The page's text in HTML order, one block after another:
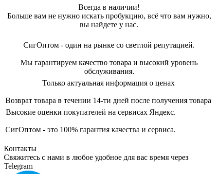
Всегда в наличии!
Больше вам не нужно искать пробукцию, всё что вам нужно,
вы найдете у нас.
СигОптом - один на рынке со светлой репутацией.
Мы гарантируем качество товара и высокий уровень
обслуживания.
Только актуальная информация о ценах
Возврат товара в течении 14-ти дней после получения товара
Высокие оценки покупателей на сервисах Яндекс.
СигОптом - это 100% гарантия качества и сервиса.
Контакты
Свяжитесь с нами в любое удобное для вас время через
Telegram